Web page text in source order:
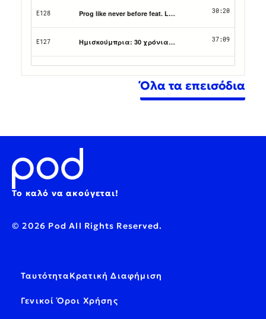
Όλα τα επεισόδια
Το καλό να ακούγεται!
© 2026 Pod All Rights Reserved.
ΤαυτότηταΚρατική Διαφήμιση
Γενικοί Όροι Χρήσης